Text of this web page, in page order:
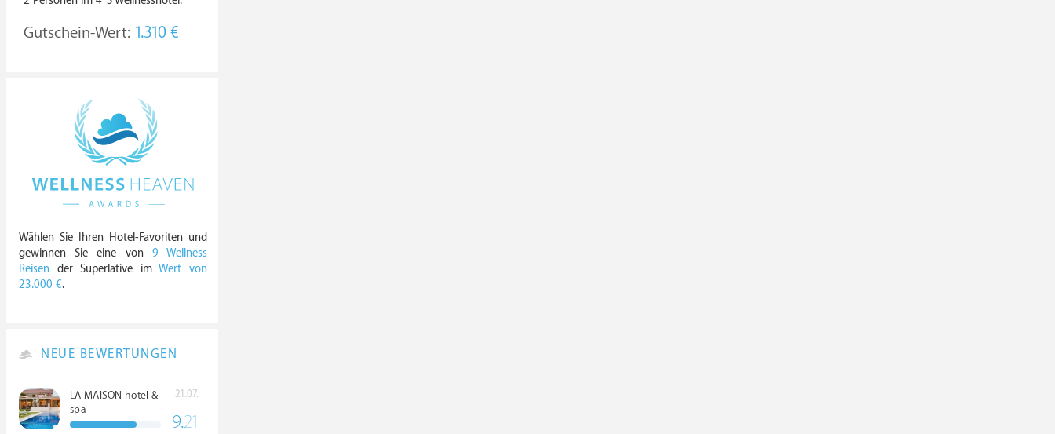
Gutschein-Wert: 1.310 €
Wählen Sie Ihren Hotel-Favoriten und
gewinnen Sie eine von 9 Wellness
Reisen der Superlative imWert von
23.000 €.
NEUE BEWERTUNGEN
LA MAISON hotel &
spa
21.07.
9.21